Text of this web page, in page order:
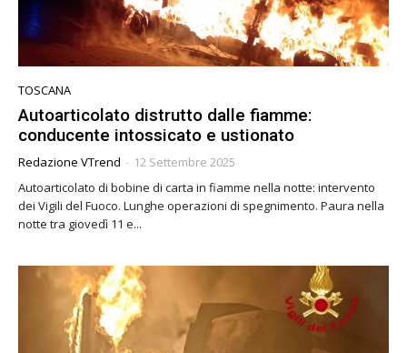
TOSCANA
Autoarticolato distrutto dalle fiamme:
conducente intossicato e ustionato
Redazione VTrend - 12 Settembre 2025
Autoarticolato di bobine di carta in fiamme nella notte: intervento
dei Vigili del Fuoco. Lunghe operazioni di spegnimento. Paura nella
notte tra giovedì 11 e...